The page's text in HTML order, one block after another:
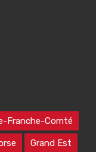
Franche-Comté
Grand Est